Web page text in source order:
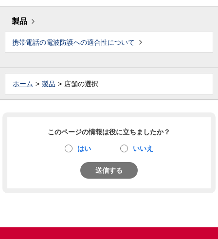
製品
携帯電話の電波防護への適合性について
ホーム 製品 店舗の選択
このページの情報は役に立ちましたか？
はい いいえ
送信する